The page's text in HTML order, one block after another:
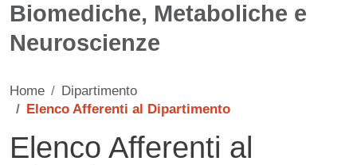
Biomediche, Metaboliche e
Neuroscienze
Home
Dipartimento
Elenco Afferenti al Dipartimento
Elenco Afferenti al